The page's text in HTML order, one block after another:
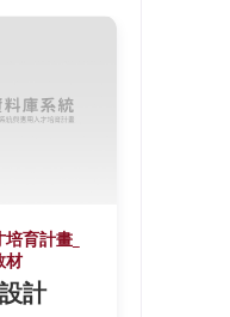
育計畫_
材
計